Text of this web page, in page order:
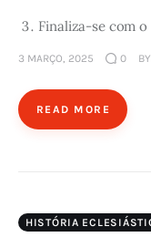
Finaliza-se com o
3 MARÇO, 2025 0 BY
READ MORE
HISTÓRIA